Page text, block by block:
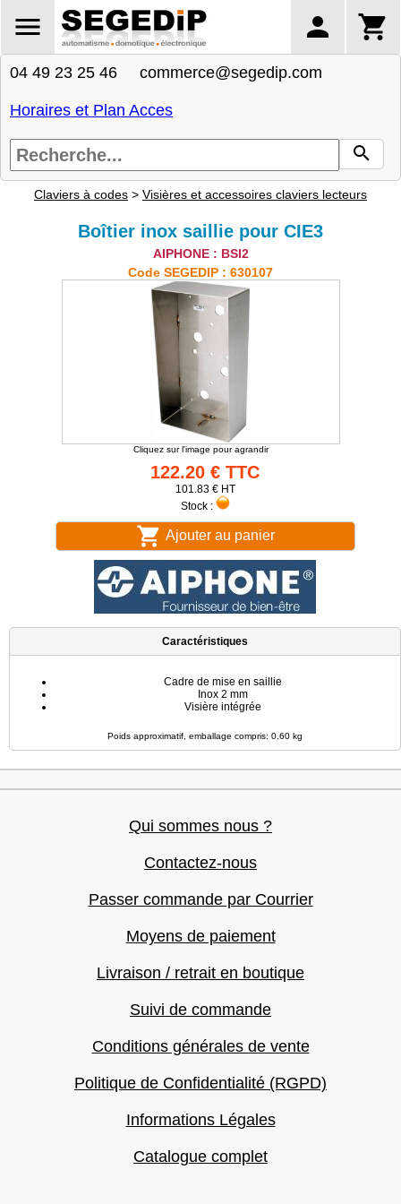
04 49 23 25 46 commerce@segedip.com
Horaires et Plan Acces
Claviers à codes > Visières et accessoires claviers lecteurs
Boîtier inox saillie pour CIE3
AIPHONE : BSI2
Code SEGEDIP : 630107
Cliquez sur l'image pour agrandir
122.20 € TTC
101.83 € HT
Stock :
Ajouter au panier
Caractéristiques
Cadre de mise en saillie
Inox 2 mm
Visière intégrée
Poids approximatif, emballage compris: 0.60 kg
Qui sommes nous ?
Contactez-nous
Passer commande par Courrier
Moyens de paiement
Livraison / retrait en boutique
Suivi de commande
Conditions générales de vente
Politique de Confidentialité (RGPD)
Informations Légales
Catalogue complet